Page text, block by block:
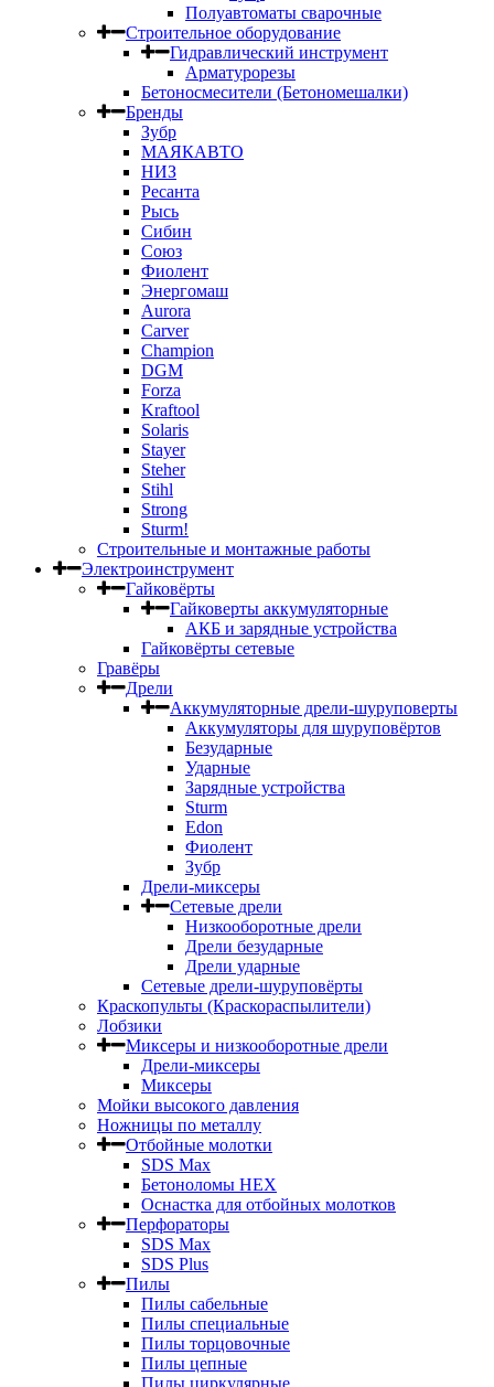
Полуавтоматы сварочные
Строительное оборудование
Гидравлический инструмент
Арматурорезы
Бетоносмесители (Бетономешалки)
Бренды
Зубр
МАЯКАВТО
НИЗ
Ресанта
Рысь
Сибин
Союз
Фиолент
Энергомаш
Aurora
Carver
Champion
DGM
Forza
Kraftool
Solaris
Stayer
Steher
Stihl
Strong
Sturm!
Строительные и монтажные работы
Электроинструмент
Гайковёрты
Гайковерты аккумуляторные
АКБ и зарядные устройства
Гайковёрты сетевые
Гравёры
Дрели
Аккумуляторные дрели-шуруповерты
Аккумуляторы для шуруповёртов
Безударные
Ударные
Зарядные устройства
Sturm
Edon
Фиолент
Зубр
Дрели-миксеры
Сетевые дрели
Низкооборотные дрели
Дрели безударные
Дрели ударные
Сетевые дрели-шуруповёрты
Краскопульты (Краскораспылители)
Лобзики
Миксеры и низкооборотные дрели
Дрели-миксеры
Миксеры
Мойки высокого давления
Ножницы по металлу
Отбойные молотки
SDS Max
Бетоноломы HEX
Оснастка для отбойных молотков
Перфораторы
SDS Max
SDS Plus
Пилы
Пилы сабельные
Пилы специальные
Пилы торцовочные
Пилы цепные
Пилы циркулярные